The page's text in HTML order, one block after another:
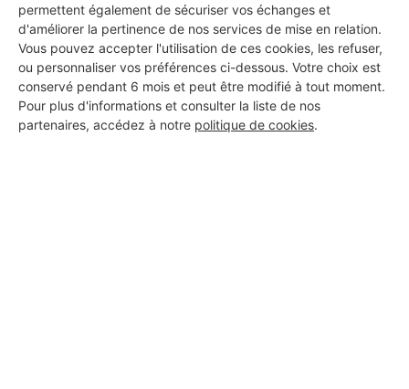
permettent également de sécuriser vos échanges et
d'améliorer la pertinence de nos services de mise en relation.
Vous pouvez accepter l'utilisation de ces cookies, les refuser,
ou personnaliser vos préférences ci-dessous. Votre choix est
conservé pendant 6 mois et peut être modifié à tout moment.
Pour plus d'informations et consulter la liste de nos
partenaires, accédez à notre politique de cookies.